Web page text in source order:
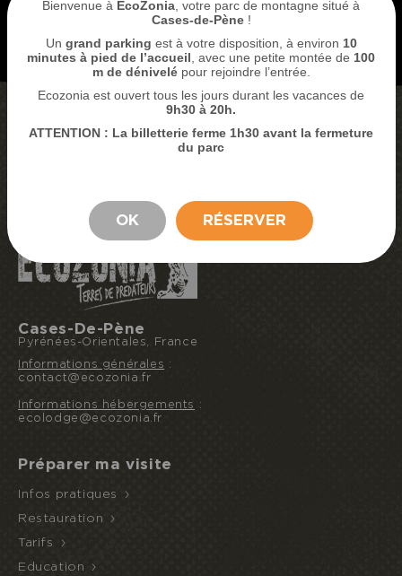
ACHETER MES BILLETS
Cases-De-Pène
Pyrénées-Orientales, France
Informations générales :
contact@ecozonia.fr
Informations hébergements
:
ecolodge@ecozonia.fr
Préparer ma visite
Infos pratiques
Restauration
Tarifs
Education
SEJOUR
Bienvenue à EcoZonia , votre parc de montagne situé à
Cases-de-Pène!
Un grand parking est à votre disposition, à environ 10
minutes à pied de l’accueil , avec une petite montée de 100
m de dénivelépour rejoindre l’entrée.
Ecozonia est ouvert tous les jours durant les vacances de
9h30 à 20h.
ATTENTION : La billetterie ferme 1h30 avant la fermeture
du parc
OK RÉSERVER